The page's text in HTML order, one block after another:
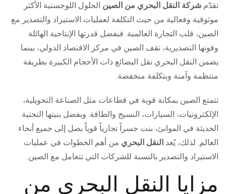
تقدّم شركة النقل البحري من الصين الحلول اللوجستية الأكثر
موثوقية وفعالية من حيث التكلفة لعمليات الاستيراد والتصدير مع
الصين، قلب التجارة العالمية. فبفضل قدرتها الإنتاجية الهائلة
وقوتها التصديرية، تقف الصين في مركز الاقتصاد الدولي، بينما
يضمن النقل البحري نقل البضائع ذات الأحجام الكبيرة بطريقة
منتظمة وآمنة وبتكلفة منخفضة.
تتمتع الصين بمكانة قوية في قطاعات مثل الصناعة التحويلية،
الإلكترونيات، السيارات، النسيج والطاقة. وبفضل بنيتها التحتية
الحديثة في الموانئ، بنت جسراً تجارياً قوياً يصل إلى جميع أنحاء
العالم. لذلك، يُعد النقل البحري من أهم الخطوات في عمليات
الاستيراد والتصدير بالنسبة للشركات التي تتعامل مع الصين.
مزايا النقل البحري من